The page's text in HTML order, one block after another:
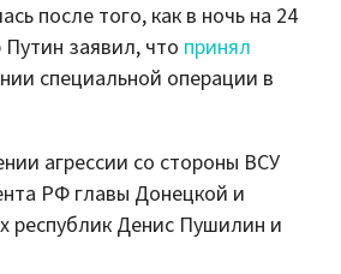
после того, как в ночь на 24
заявил, что принял
специальной операции в
агрессии со стороны ВСУ
РФ главы Донецкой и
республик Денис Пушилин и